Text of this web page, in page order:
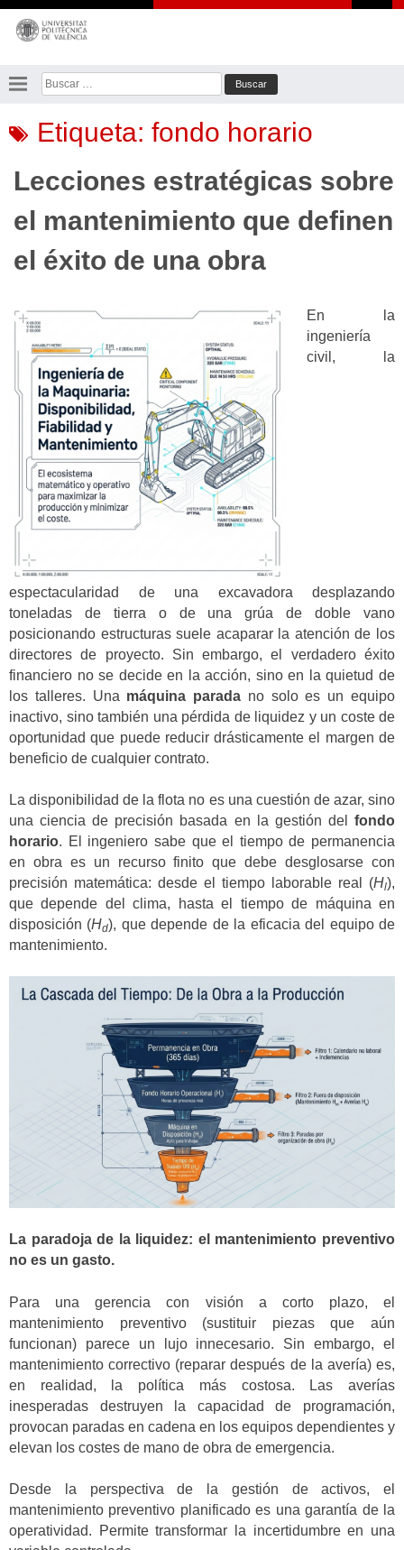
Saltar
contenido
Buscar:
Etiqueta: fondo horario
Lecciones estratégicas sobre
el mantenimiento que definen
el éxito de una obra
En la
ingeniería
civil, la
espectacularidad de una excavadora desplazando
toneladas de tierra o de una grúa de doble vano
posicionando estructuras suele acaparar la atención de los
directores de proyecto. Sin embargo, el verdadero éxito
financiero no se decide en la acción, sino en la quietud de
los talleres. Una máquina parada no solo es un equipo
inactivo, sino también una pérdida de liquidez y un coste de
oportunidad que puede reducir drásticamente el margen de
beneficio de cualquier contrato.
La disponibilidad de la flota no es una cuestión de azar, sino
una ciencia de precisión basada en la gestión del fondo
horario. El ingeniero sabe que el tiempo de permanencia
en obra es un recurso finito que debe desglosarse con
precisión matemática: desde el tiempo laborable real (Hl),
que depende del clima, hasta el tiempo de máquina en
disposición (Hd), que depende de la eficacia del equipo de
mantenimiento.
La paradoja de la liquidez: el mantenimiento preventivo
no es un gasto.
Para una gerencia con visión a corto plazo, el
mantenimiento preventivo (sustituir piezas que aún
funcionan) parece un lujo innecesario. Sin embargo, el
mantenimiento correctivo (reparar después de la avería) es,
en realidad, la política más costosa. Las averías
inesperadas destruyen la capacidad de programación,
provocan paradas en cadena en los equipos dependientes y
elevan los costes de mano de obra de emergencia.
Desde la perspectiva de la gestión de activos, el
mantenimiento preventivo planificado es una garantía de la
operatividad. Permite transformar la incertidumbre en una